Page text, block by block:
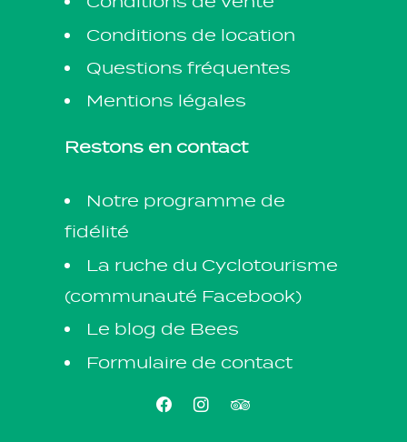
Conditions de location
Questions fréquentes
Mentions légales
Restons en contact
Notre programme de
fidélité
La ruche du Cyclotourisme
(communauté Facebook)
Le blog de Bees
Formulaire de contact